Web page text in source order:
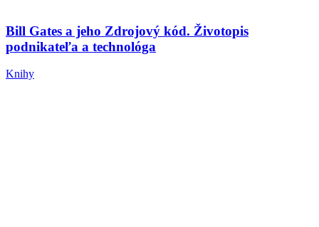
Bill Gates a jeho Zdrojový kód. Životopis
podnikateľa a technológa
Knihy